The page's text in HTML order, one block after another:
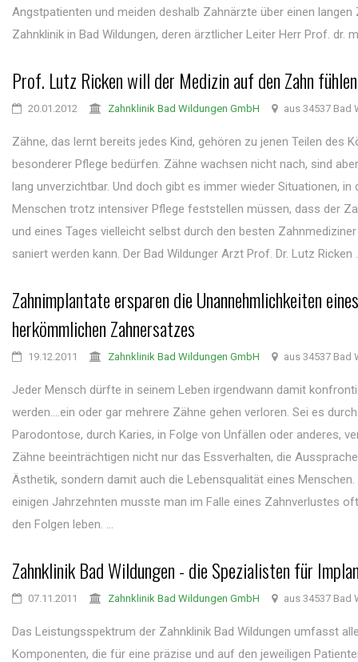
Angstpatienten und meiden deshalb Zahnärzte über einen langen
Zahnklinik in Bad Wildungen, deren ärztlicher Leiter Herr Prof. dr.
Prof. Lutz Ricken will der Medizin auf den Zahn fühlen
20.01.2012 Zahnklinik Bad Wildungen GmbH aus 34537 Bad
Zähne, das lernt bereits jedes Kind, gehören zu jenen Teilen des
besonderer Pflege bedürfen. Zähne wachsen nicht nach, sind
lang unverzichtbar. Und doch gibt es immer wieder Situationen, in
Menschen trotz intensiver Pflege feststellen müssen, dass der
und eines Tages vielleicht selbst durch den besten
saniert werden kann. Der Bad Wildunger Arzt Prof. Dr. Lutz Ricken
Zahnimplantate ersparen die Unannehmlichkeiten eines
herkömmlichen Zahnersatzes
19.12.2011 Zahnklinik Bad Wildungen GmbH aus 34537 Bad
Jeder Mensch dürfte in seinem Leben irgendwann damit
werden....ein oder gar mehrere Zähne gehen verloren. Sei es durch
Parodontose, durch Karies, in Folge von Unfällen oder anderes,
Zähne beeinträchtigen nicht nur das Essverhalten, die
Ästhetik, sondern damit auch die Lebensqualität eines
einigen Jahrzehnten musste man im Falle eines Zahnverlustes
den Folgen leben. ...
Zahnklinik Bad Wildungen - die Spezialisten für
07.11.2011 Zahnklinik Bad Wildungen GmbH aus 34537 Bad
Das Leistungsspektrum der Zahnklinik Bad Wildungen umfasst
Komponenten, die für eine präzise und auf den jeweiligen